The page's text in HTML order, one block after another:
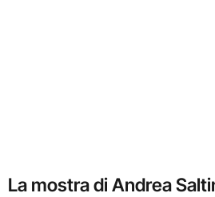
La mostra di Andrea